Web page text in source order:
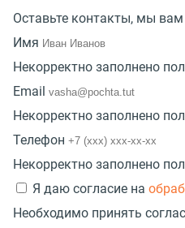
Оставьте контакты, мы
Имя
Некорректно заполнено
Email
Некорректно заполнено
Телефон
Некорректно заполнено
Я даю согласие на
Необходимо принять